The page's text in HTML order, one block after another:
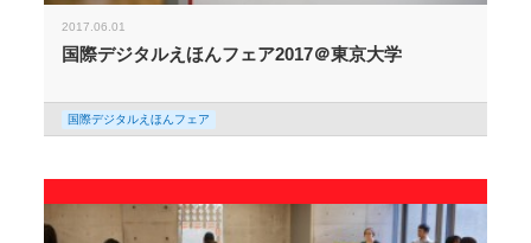
2017.06.01
国際デジタルえほんフェア2017＠東京大学
国際デジタルえほんフェア